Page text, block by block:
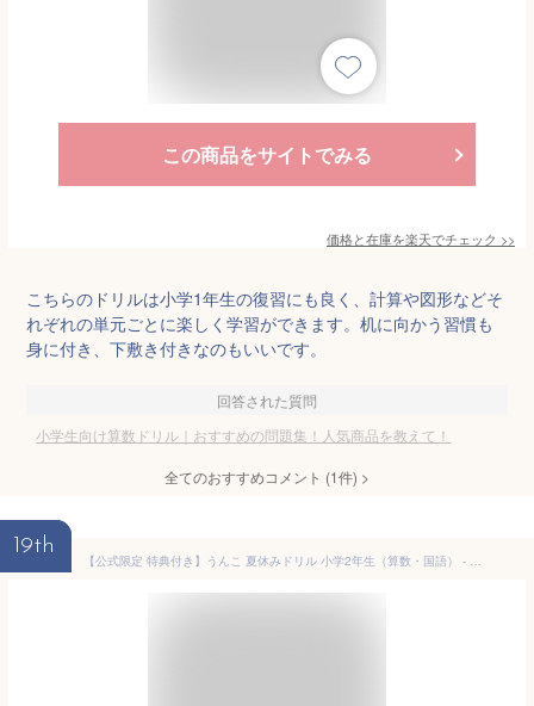
この商品をサイトでみる
価格と在庫を楽天でチェック >>
こちらのドリルは小学1年生の復習にも良く、計算や図形などそ
れぞれの単元ごとに楽しく学習ができます。机に向かう習慣も
身に付き、下敷き付きなのもいいです。
回答された質問
小学生向け算数ドリル｜おすすめの問題集！人気商品を教えて！
全てのおすすめコメント (1件) >
19th
【公式限定 特典付き】うんこ 夏休みドリル 小学2年生（算数・国語） - 夏休みカレンダー・漢字ポスター・九九表付き｜うんこドリル 小2 小二 二年生 ドリル 問題集 算数ドリル 国語ドリル 計算ドリル 漢字ドリル 予習 復習 夏休み 勉強 学習 夏休み 問題集